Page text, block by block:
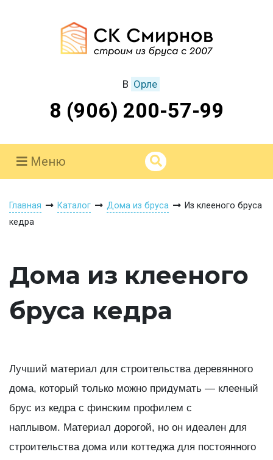
В Орле
8 (906) 200-57-99
Меню
Главная Каталог Дома из бруса
Из клееного бруса
кедра
Дома из клееного
бруса кедра
Лучший материал для строительства деревянного
дома, который только можно придумать — клееный
брус из кедра с финским профилем с
наплывом. Материал дорогой, но он идеален для
строительства дома или коттеджа для постоянного